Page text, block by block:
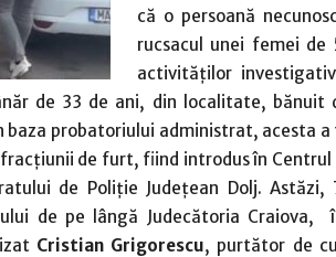
că o persoană
rucsacul unei femei
activităţilor
de 33 de ani, din localitate, bănuit
baza probatoriului administrat, acesta
de furt, fiind introdus în Centrul
de Poliție Județean Dolj.
de pe lângă Judecătoria Craiova,
Cristian Grigorescu, purtător de